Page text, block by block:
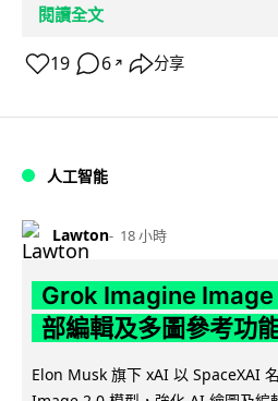
閱讀全文
19 6 ↗ 分享
人工智能
Lawton 18 小時
Grok Imagine Image
部編輯及多圖參考功
Elon Musk 旗下 xAI 以 SpaceXAI